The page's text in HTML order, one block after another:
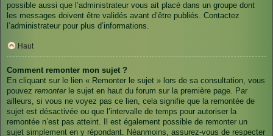
possible aussi que l’administrateur vous ait placé dans un groupe dont
les messages doivent être validés avant d’être publiés. Contactez
l’administrateur pour plus d’informations.
Haut
Comment remonter mon sujet ?
En cliquant sur le lien « Remonter le sujet » lors de sa consultation, vous
pouvez remonterle sujet en haut du forum sur la première page. Par
ailleurs, si vous ne voyez pas ce lien, cela signifie que la remontée de
sujet est désactivée ou que l’intervalle de temps pour autoriser la
remontée n’est pas atteint. Il est également possible de remonter un
sujet simplement en y répondant. Néanmoins, assurez-vous de respecter